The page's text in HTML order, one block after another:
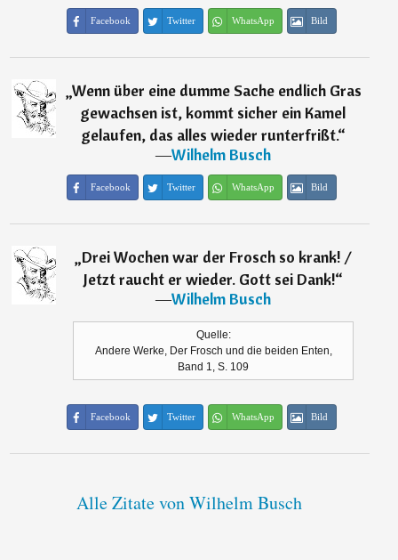
Facebook Twitter WhatsApp Bild
„Wenn über eine dumme Sache endlich Gras
gewachsen ist, kommt sicher ein Kamel
gelaufen, das alles wieder runterfrißt.“
―Wilhelm Busch
Facebook Twitter WhatsApp Bild
„Drei Wochen war der Frosch so krank! /
Jetzt raucht er wieder. Gott sei Dank!“
―Wilhelm Busch
Quelle:
Andere Werke, Der Frosch und die beiden Enten,
Band 1, S. 109
Facebook Twitter WhatsApp Bild
Alle Zitate von Wilhelm Busch